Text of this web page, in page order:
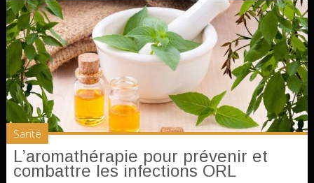
Santé
L’aromathérapie pour prévenir et
combattre les infections ORL